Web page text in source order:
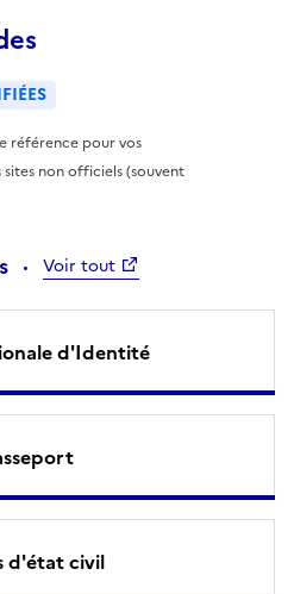
référence pour vos
non officiels (souvent
Voir tout
d'Identité
d'état civil